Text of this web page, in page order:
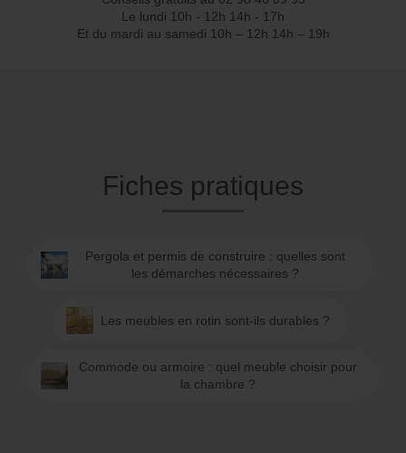
Le lundi 10h - 12h 14h - 17h
Et du mardi au samedi 10h – 12h 14h – 19h
Fiches pratiques
Pergola et permis de construire : quelles sont
les démarches nécessaires ?
Les meubles en rotin sont-ils durables ?
Commode ou armoire : quel meuble choisir pour
la chambre ?